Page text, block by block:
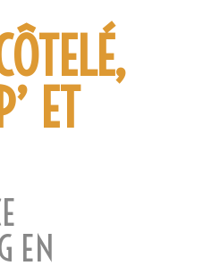
ET
EN